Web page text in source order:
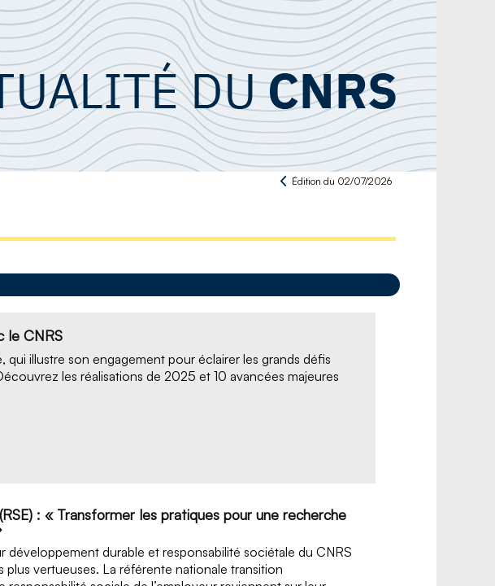
Édition du 02/07/2026
le CNRS
qui illustre son engagement pour éclairer les grands défis
les réalisations de 2025 et 10 avancées majeures
: « Transformer les pratiques pour une recherche
développement durable et responsabilité sociétale du CNRS
plus vertueuses. La référente nationale transition